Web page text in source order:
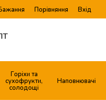
Порівняння Вхід
Горіхи та
сухофрукти,
солодощі
Наповнювачі